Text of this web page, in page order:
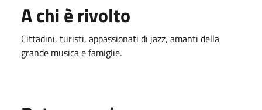
A chi è rivolto
Cittadini, turisti, appassionati di jazz, amanti della
grande musica e famiglie.